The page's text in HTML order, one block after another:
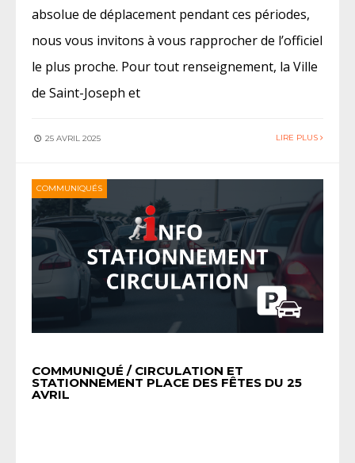
absolue de déplacement pendant ces périodes,
nous vous invitons à vous rapprocher de l’officiel
le plus proche. Pour tout renseignement, la Ville
de Saint-Joseph et
25 AVRIL 2025 LIRE PLUS
COMMUNIQUÉS
COMMUNIQUÉ / CIRCULATION ET
STATIONNEMENT PLACE DES FÊTES DU 25
AVRIL